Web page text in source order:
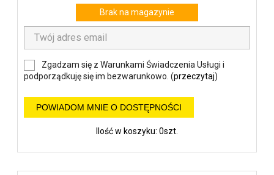
Brak na magazynie
Zgadzam się z Warunkami Świadczenia Usługi i
podporządkuję się im bezwarunkowo. (przeczytaj)
POWIADOM MNIE O DOSTĘPNOŚCI
Ilość w koszyku: 0szt.